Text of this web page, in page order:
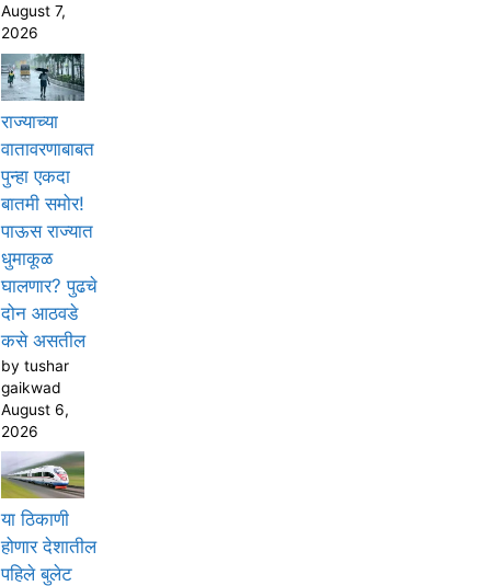
August 7,
2026
राज्याच्या
वातावरणाबाबत
पुन्हा एकदा
बातमी समोर!
पाऊस राज्यात
धुमाकूळ
घालणार? पुढचे
दोन आठवडे
कसे असतील
by tushar
gaikwad
August 6,
2026
या ठिकाणी
होणार देशातील
पहिले बुलेट